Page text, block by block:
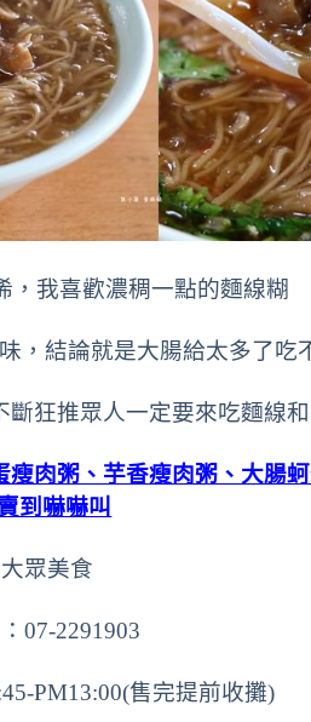
，我喜歡濃稠一點的麵線糊
，結論就是大腸給太多了吃
狂推眾人一定要來吃麵線
肉粥、芋香瘦肉粥、大腸
到嚇嚇叫
大眾美食
07-2291903
PM13:00(售完提前收攤)